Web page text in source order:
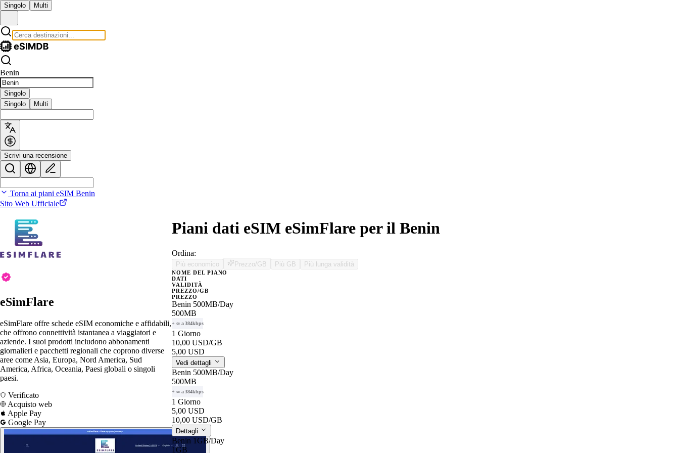
Singolo Multi
Benin
Singolo
Singolo
Multi
Scrivi una recensione
Torna ai piani eSIM Benin
Sito Web Ufficiale
eSimFlare
eSimFlare offre schede eSIM economiche e affidabili,
che offrono connettività istantanea a viaggiatori e
aziende. I suoi prodotti includono abbonamenti
giornalieri e pacchetti regionali che coprono diverse
aree come Asia, Europa, Nord America, Sud
America, Africa, Oceania, Paesi globali o singoli
paesi.
Verificato
Acquisto web
Apple Pay
Google Pay
Piani dati eSIM eSimFlare per il Benin
Ordina:
Più economico Prezzo/GB Più GB Più lunga validità
NOME DEL PIANO
DATI
VALIDITÀ
PREZZO/GB
PREZZO
Benin 500MB/Day
500MB
+ ∞ a 384kbps
1 Giorno
10,00 USD/GB
5,00 USD
Vedi dettagli
Benin 500MB/Day
500MB
+ ∞ a 384kbps
1 Giorno
5,00 USD
10,00 USD/GB
Dettagli
Benin 1GB/Day
1GB